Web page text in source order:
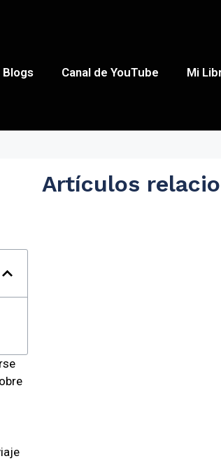
Blogs Canal de YouTube Mi
Artículos